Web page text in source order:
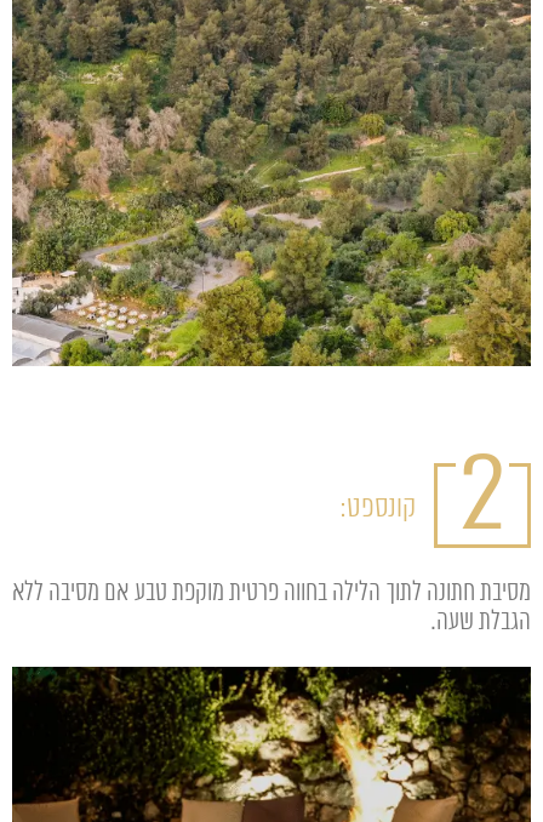
2 קונספט:
מסיבת חתונה לתוך הלילה בחווה פרטית מוקפת טבע אם מסיבה ללא
הגבלת שעה.